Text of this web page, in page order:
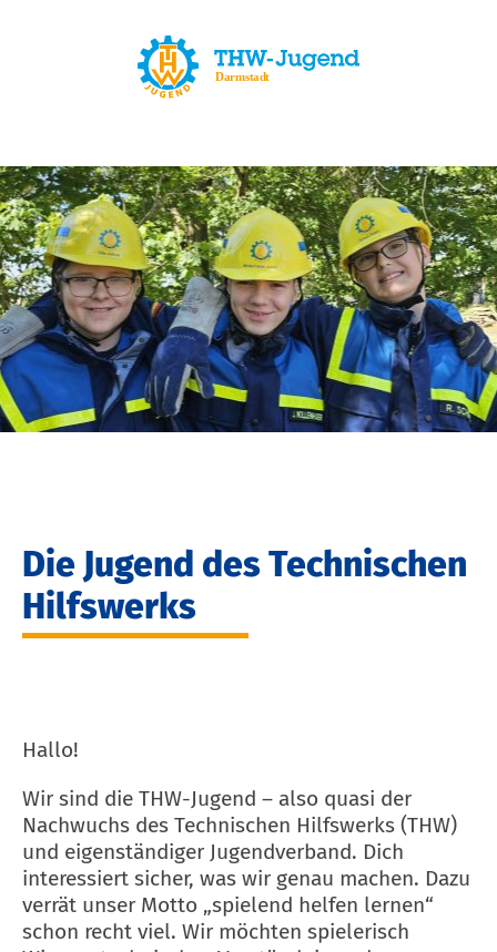
Die Jugend des Technischen
Hilfswerks
Hallo!
Wir sind die THW-Jugend – also quasi der
Nachwuchs des Technischen Hilfswerks (THW)
und eigenständiger Jugendverband. Dich
interessiert sicher, was wir genau machen. Dazu
verrät unser Motto „spielend helfen lernen“
schon recht viel. Wir möchten spielerisch